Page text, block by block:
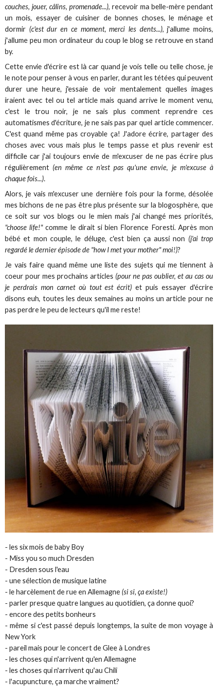
couches, jouer, câlins, promenade...), recevoir ma belle-mère pendant
un mois, essayer de cuisiner de bonnes choses, le ménage et
dormir (c'est dur en ce moment, merci les dents...), j'allume moins,
j'allume peu mon ordinateur du coup le blog se retrouve en stand
by.
Cette envie d'écrire est là car quand je vois telle ou telle chose, je
le note pour penser à vous en parler, durant les tétées qui peuvent
durer une heure, j'essaie de voir mentalement quelles images
iraient avec tel ou tel article mais quand arrive le moment venu,
c'est le trou noir, je ne sais plus comment reprendre ces
automatismes d'écriture, je ne sais pas par quel article commencer.
C'est quand même pas croyable ça! J'adore écrire, partager des
choses avec vous mais plus le temps passe et plus revenir est
difficile car j'ai toujours envie de m'excuser de ne pas écrire plus
régulièrement (en même ce n'est pas qu'une envie, je m'excuse à
chaque fois...).
Alors, je vais m'excuser une dernière fois pour la forme, désolée
mes bichons de ne pas être plus présente sur la blogosphère, que
ce soit sur vos blogs ou le mien mais j'ai changé mes priorités,
"choose life!"comme le dirait si bien Florence Foresti. Après mon
bébé et mon couple, le déluge, c'est bien ça aussi non (j'ai trop
regardé le dernier épisode de "how I met your mother" moi!)?
Je vais faire quand même une liste des sujets qui me tiennent à
coeur pour mes prochains articles (pour ne pas oublier, et au cas ou
je perdrais mon carnet où tout est écrit) et puis essayer d'écrire
disons euh, toutes les deux semaines au moins un article pour ne
pas perdre le peu de lecteurs qu'il me reste!
- les six mois de baby Boy
- Miss you so much Dresden
- Dresden sous l'eau
- une sélection de musique latine
- le harcèlement de rue en Allemagne (si si, ça existe!)
- parler presque quatre langues au quotidien, ça donne quoi?
- encore des petits bonheurs
- même si c'est passé depuis longtemps, la suite de mon voyage à
New York
- pareil mais pour le concert de Glee à Londres
- les choses qui n'arrivent qu'en Allemagne
- les choses qui n'arrivent qu'au Chili
- l'acupuncture, ça marche vraiment?